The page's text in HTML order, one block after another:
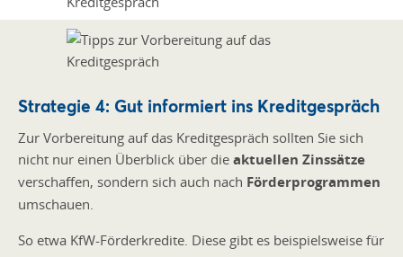
Strategie 4: Gut informiert ins Kreditgespräch
Zur Vorbereitung auf das Kreditgespräch sollten Sie sich
nicht nur einen Überblick über die aktuellen Zinssätze
verschaffen, sondern sich auch nach Förderprogrammen
umschauen.
So etwa KfW-Förderkredite. Diese gibt es beispielsweise für